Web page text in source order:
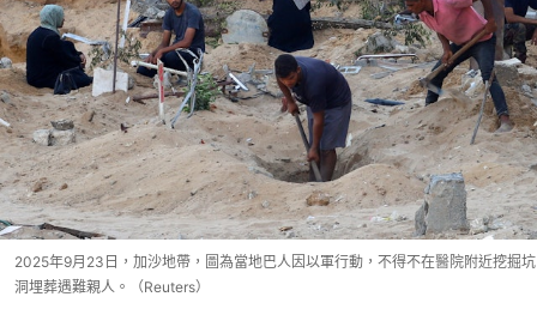
2025年9月23日，加沙地帶，圖為當地巴人因以軍行動，不得不在醫院附近挖掘坑
洞埋葬遇難親人。（Reuters）